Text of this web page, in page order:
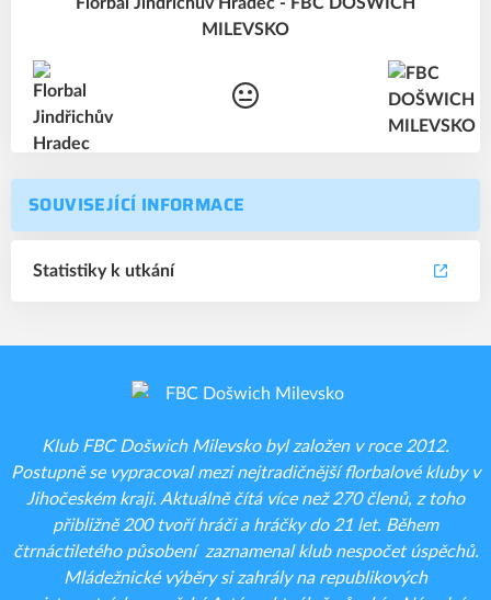
MILEVSKO
SOUVISEJÍCÍ INFORMACE
Statistiky k utkání
Klub FBC Došwich Milevsko byl založen v roce 2012.
Postupně se vypracoval mezi nejtradičnější florbalové kluby v
Jihočeském kraji. Aktuálně čítá více než 270 členů, z toho
přibližně 200 tvoří hráči a hráčky do 21 let. Během
čtrnáctiletého působení zaznamenal klub nespočet úspěchů.
Mládežnické výběry si zahrály na republikových